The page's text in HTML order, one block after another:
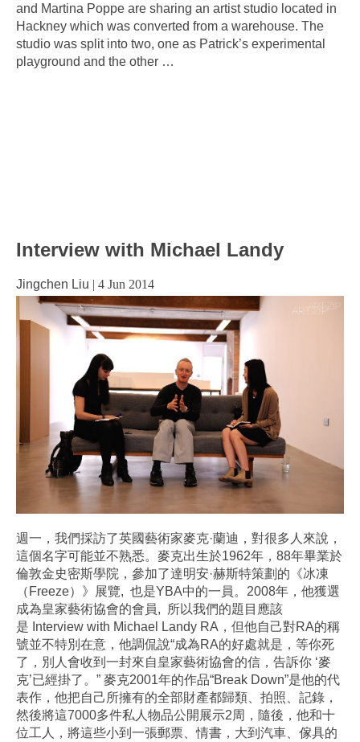
and Martina Poppe are sharing an artist studio located in
Hackney which was converted from a warehouse. The
studio was split into two, one as Patrick’s experimental
playground and the other …
Interview with Michael Landy
Jingchen Liu | 4 Jun 2014
週一，我們採訪了英國藝術家麥克·蘭迪，對很多人來說，
這個名字可能並不熟悉。麥克出生於1962年，88年畢業於
倫敦金史密斯學院，參加了達明安·赫斯特策劃的《冰凍
（Freeze）》展覽, 也是YBA中的一員。2008年，他獲選
成為皇家藝術協會的會員, 所以我們的題目應該
是 Interview with Michael Landy RA，但他自己對RA的稱
號並不特別在意，他調侃說“成為RA的好處就是，等你死
了，別人會收到一封來自皇家藝術協會的信，告訴你 ‘麥
克’已經掛了。” 麥克2001年的作品“Break Down”是他的代
表作，他把自己所擁有的全部財產都歸類、拍照、記錄，
然後將這7000多件私人物品公開展示2周，隨後，他和十
位工人，將這些小到一張郵票、情書，大到汽車、傢具的